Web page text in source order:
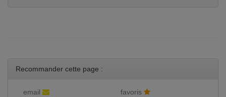
Recommander cette page :
email
favoris